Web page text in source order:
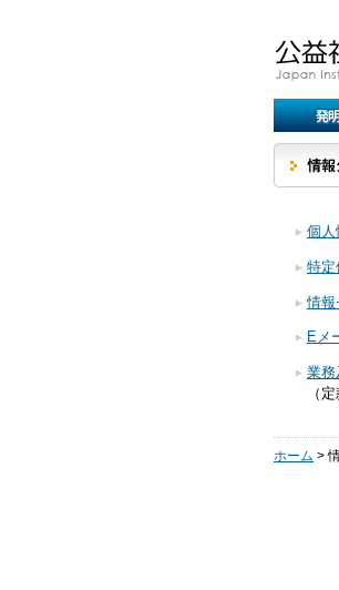
個人
特定
情報
Eメ
業務
（
ホーム >